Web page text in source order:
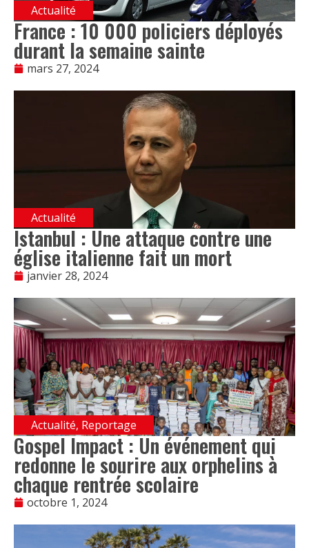
Actualité
France : 10 000 policiers déployés
durant la semaine sainte
mars 27, 2024
Actualité
Istanbul : Une attaque contre une
église italienne fait un mort
janvier 28, 2024
Actualité, Reportage
Gospel Impact : Un événement qui
redonne le sourire aux orphelins à
chaque rentrée scolaire
octobre 1, 2024